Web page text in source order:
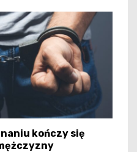
kończy się